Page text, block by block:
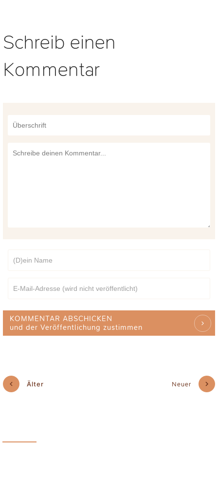
Schreib einen
Kommentar
KOMMENTAR ABSCHICKEN
und der Veröffentlichung zustimmen
Älter Neuer